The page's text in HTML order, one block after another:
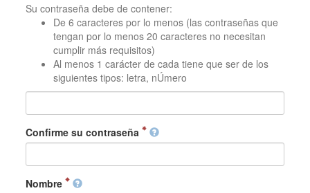
Su contraseña debe de contener:
De 6 caracteres por lo menos (las contraseñas que
tengan por lo menos 20 caracteres no necesitan
cumplir más requisitos)
Al menos 1 carácter de cada tiene que ser de los
siguientes tipos: letra, nÚmero
Confirme su contraseña
Nombre